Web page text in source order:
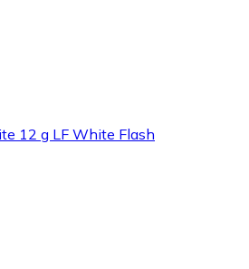
12 g LF White Flash